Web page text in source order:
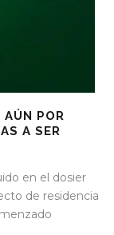
AÚN POR
A SER
en el dosier
de residencia